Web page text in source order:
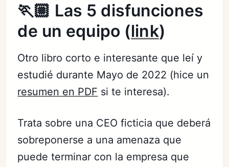
🏃🏼 Las 5 disfunciones
de un equipo (link)
Otro libro corto e interesante que leí y
estudié durante Mayo de 2022 (hice un
resumen en PDF si te interesa).
Trata sobre una CEO ficticia que deberá
sobreponerse a una amenaza que
puede terminar con la empresa que